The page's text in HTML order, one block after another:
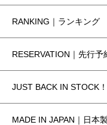
RANKING｜ランキング
RESERVATION｜先行予
JUST BACK IN STOCK
MADE IN JAPAN｜日本製